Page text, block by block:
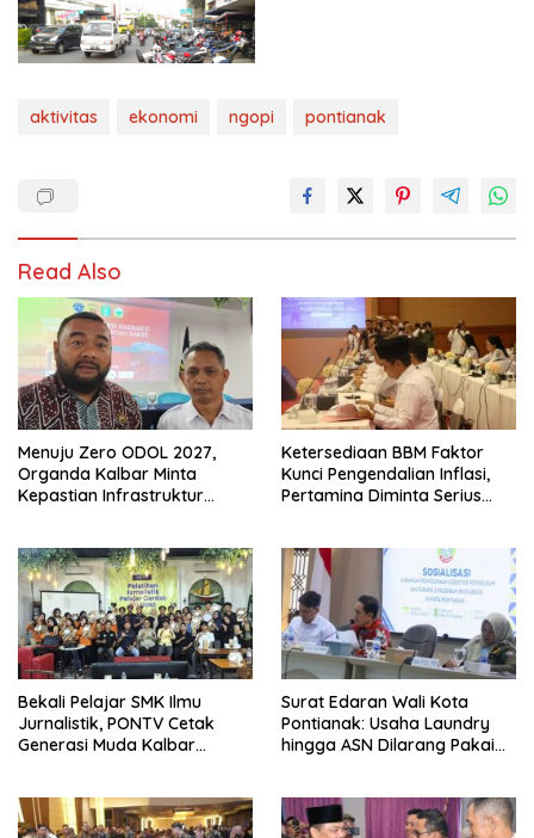
aktivitas ekonomi ngopi pontianak
Read Also
Menuju Zero ODOL 2027,
Organda Kalbar Minta
Kepastian Infrastruktur
Ketersediaan BBM Faktor
Kunci Pengendalian Inflasi,
Pertamina Diminta Serius
Bekali Pelajar SMK Ilmu
Jurnalistik, PONTV Cetak
Generasi Muda Kalbar
Surat Edaran Wali Kota
Pontianak: Usaha Laundry
hingga ASN Dilarang Pakai